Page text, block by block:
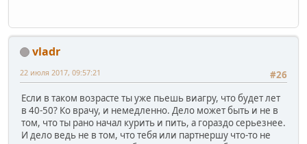
vladr
#26
22 июля 2017, 09:57:21
Если в таком возрасте ты уже пьешь виагру, что будет лет
в 40-50? Ко врачу, и немедленно. Дело может быть и не в
том, что ты рано начал курить и пить, а гораздо серьезнее.
И дело ведь не в том, что тебя или партнершу что-то не